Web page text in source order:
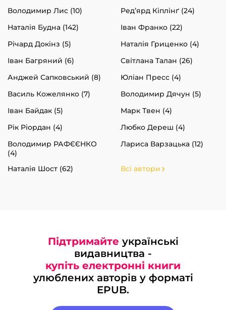
Володимир Лис (10)
Ред’ярд Кіплінґ (24)
Наталія Будна (142)
Іван Франко (22)
Річард Докінз (5)
Наталія Гриценко (4)
Іван Багряний (6)
Світлана Талан (26)
Анджей Сапковський (8)
Юліан Пресс (4)
Василь Кожелянко (7)
Володимир Дячун (5)
Іван Байдак (5)
Марк Твен (4)
Рік Ріордан (4)
Любко Дереш (4)
Володимир РАФЄЄНКО
(4)
Лариса Варзацька (12)
Наталія Шост (62) Всі автори
Підтримайте українські
видавництва -
купіть електронні книги
улюблених авторів у форматі
EPUB.